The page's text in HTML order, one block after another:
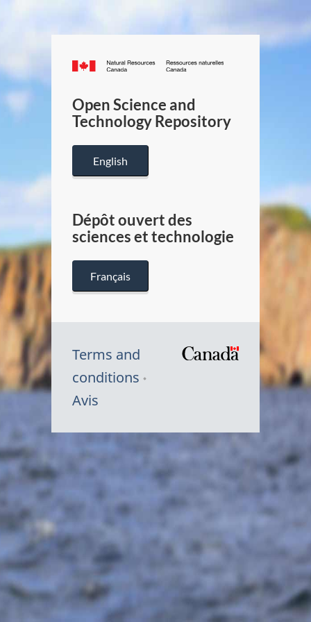
Canada.ca
/
Canada
Open Science and
Technology Repository
English
Dépôt ouvert des
sciences et technologie
Français
Terms and
conditions
Avis
Symbole
Canada